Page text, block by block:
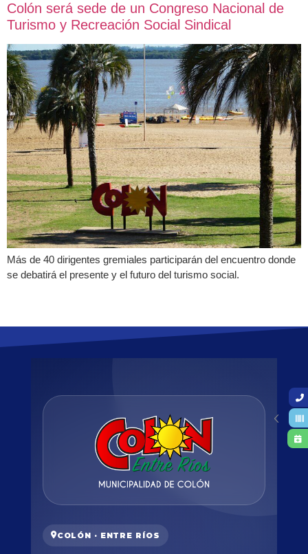
Colón será sede de un Congreso Nacional de
Turismo y Recreación Social Sindical
Más de 40 dirigentes gremiales participarán del encuentro donde
se debatirá el presente y el futuro del turismo social.
COLÓN · ENTRE RÍOS